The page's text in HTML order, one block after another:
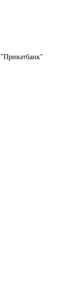
"Приватбанк"